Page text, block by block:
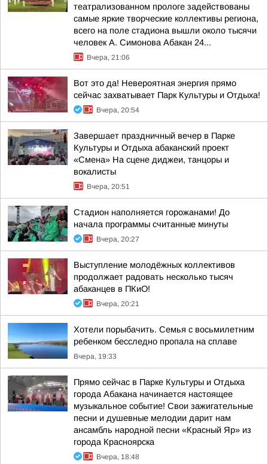
театрализованном прологе задействованы
самые яркие творческие коллективы региона,
всего на поле стадиона вышли около тысячи
человек А. Симонова Абакан 24...
Вчера, 21:06
Вот это да! Невероятная энергия прямо
сейчас захватывает Парк Культуры и Отдыха!
Вчера, 20:54
Завершает праздничный вечер в Парке
Культуры и Отдыха абаканский проект
«Смена» На сцене диджеи, танцоры и
вокалисты
Вчера, 20:51
Стадион наполняется горожанами! До
начала программы считанные минуты
Вчера, 20:27
Выступление молодёжных коллективов
продолжает радовать несколько тысяч
абаканцев в ПКиО!
Вчера, 20:21
Хотели порыбачить. Семья с восьмилетним
ребенком бесследно пропала на сплаве
Вчера, 19:33
Прямо сейчас в Парке Культуры и Отдыха
города Абакана начинается настоящее
музыкальное событие! Свои зажигательные
песни и душевные мелодии дарит нам
ансамбль народной песни «Красный Яр» из
города Красноярска
Вчера, 18:48